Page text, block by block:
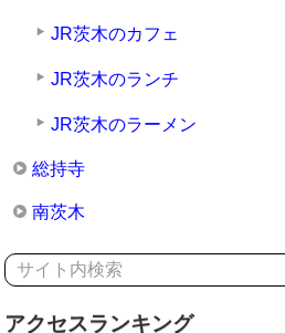
JR茨木のカフェ
JR茨木のランチ
JR茨木のラーメン
総持寺
南茨木
アクセスランキング